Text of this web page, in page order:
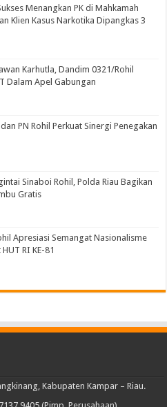
Menangkan PK di Mahkamah
Klien Kasus Narkotika Dipangkas 3
Karhutla, Dandim 0321/Rohil
Dalam Apel Gabungan
PN Rohil Perkuat Sinergi Penegakan
Sinaboi Rohil, Polda Riau Bagikan
Gratis
Apresiasi Semangat Nasionalisme
RI KE-81
Kabupaten Kampar – Riau.